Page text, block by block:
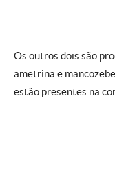
Os outros dois são
ametrina e
estão presentes na